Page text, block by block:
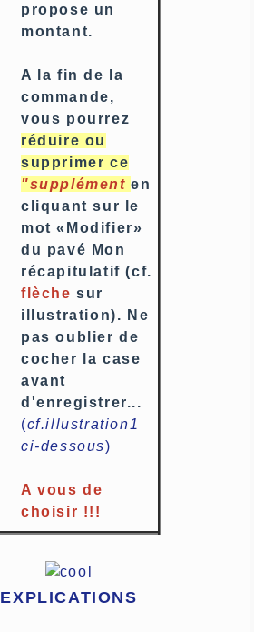
propose un
montant.
A la fin de la
commande,
vous pourrez
réduire ou
supprimer ce
"supplémenten
cliquant sur le
mot «Modifier»
du pavé Mon
récapitulatif (cf.
flèche sur
illustration). Ne
pas oublier de
cocher la case
avant
d'enregistrer...
(cf.illustration1
ci-dessous)
A vous de
choisir !!!
EXPLICATIONS